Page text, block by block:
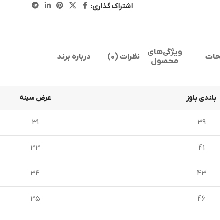
اشتراک گذاری:
ویژگی‌های
محصول
نظرات (0) درباره برند
بلندی بلوز عرض سینه
39
31
41
33
43
34
46
35